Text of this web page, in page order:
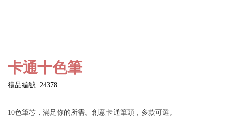
卡通十色筆
禮品編號: 24378
10色筆芯，滿足你的所需。創意卡通筆頭，多款可選。